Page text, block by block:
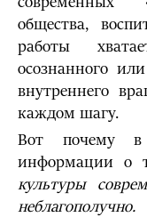
общества,
работы
осознанного
внутреннего
каждом шагу.
Вот почему
информации о
культуры
неблагополучно.